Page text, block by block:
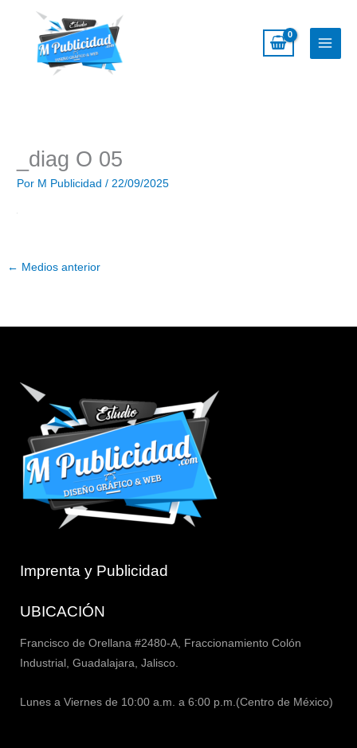
contenido
_diag O 05
Por M Publicidad/22/09/2025
← Medios anterior
Imprenta y Publicidad
UBICACIÓN
Francisco de Orellana #2480-A, Fraccionamiento Colón
Industrial, Guadalajara, Jalisco.
Lunes a Viernes de 10:00 a.m. a 6:00 p.m.(Centro de México)